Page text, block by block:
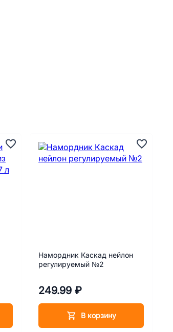
Намордник Каскад нейлон
регулируемый №2
249.99 ₽
В корзину